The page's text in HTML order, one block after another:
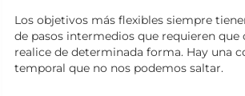
Los objetivos más flexibles siempre
de pasos intermedios que requieren que
realice de determinada forma. Hay una
temporal que no nos podemos saltar.